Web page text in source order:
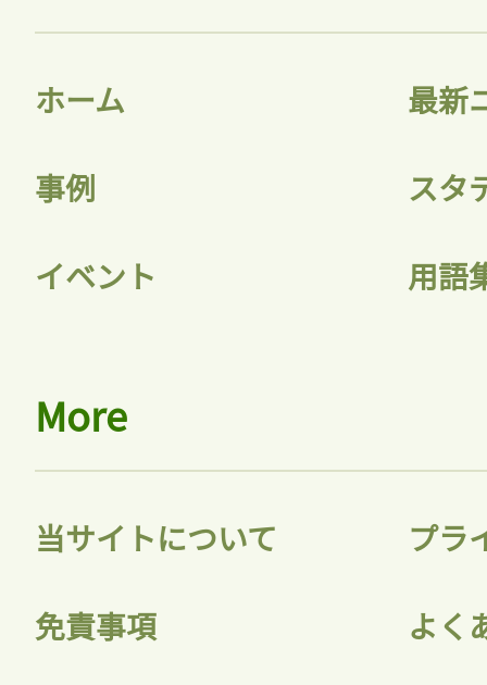
ホーム 最新
事例 スタ
イベント 用語
More
当サイトについて プラ
免責事項 よく